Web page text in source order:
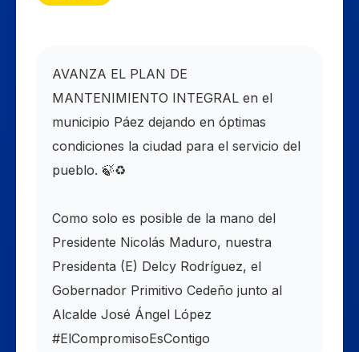
AVANZA EL PLAN DE
MANTENIMIENTO INTEGRAL en el
municipio Páez dejando en óptimas
condiciones la ciudad para el servicio del
pueblo. 🍃♻️
Como solo es posible de la mano del
Presidente Nicolás Maduro, nuestra
Presidenta (E) Delcy Rodríguez, el
Gobernador Primitivo Cedeño junto al
Alcalde José Ángel López
#ElCompromisoEsContigo